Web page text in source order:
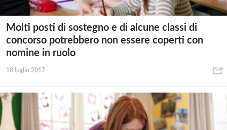
Molti posti di sostegno e di alcune classi di
concorso potrebbero non essere coperti con
nomine in ruolo
18 luglio 2017